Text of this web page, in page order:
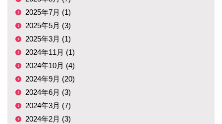
2025年7月 (1)
2025年5月 (3)
2025年3月 (1)
2024年11月 (1)
2024年10月 (4)
2024年9月 (20)
2024年6月 (3)
2024年3月 (7)
2024年2月 (3)